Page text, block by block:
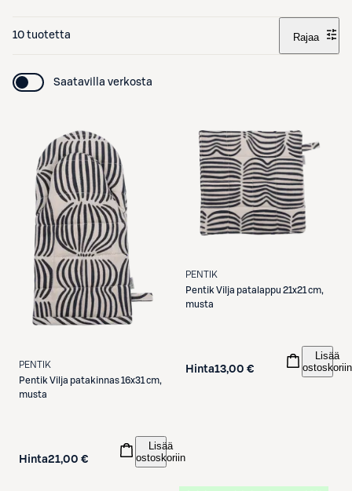
10 tuotetta Rajaa
Saatavilla verkosta
PENTIK
Pentik Vilja patakinnas 16x31 cm,
musta
Hinta21,00 €
Lisää
ostoskoriin
PENTIK
PentikVilja patalappu 21x21 cm,
musta
Hinta13,00 €
Lisää
ostoskoriin